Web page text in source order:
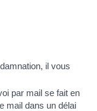
il vous
par mail se fait en
mail dans un délai